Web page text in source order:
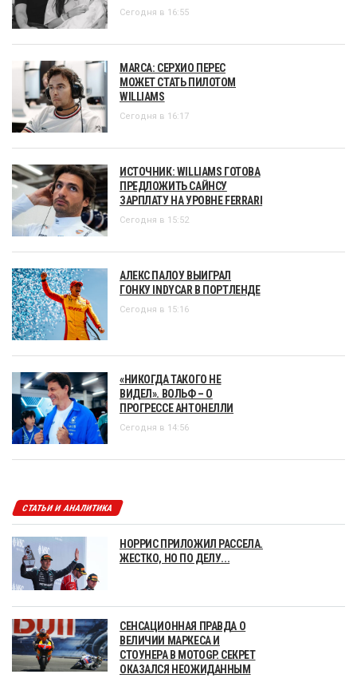
Сегодня в 16:55
MARCA: СЕРХИО ПЕРЕС
МОЖЕТ СТАТЬ ПИЛОТОМ
WILLIAMS
Сегодня в 16:17
ИСТОЧНИК: WILLIAMS ГОТОВА
ПРЕДЛОЖИТЬ САЙНСУ
ЗАРПЛАТУ НА УРОВНЕ FERRARI
Сегодня в 15:52
АЛЕКС ПАЛОУ ВЫИГРАЛ
ГОНКУ INDYCAR В ПОРТЛЕНДЕ
Сегодня в 15:16
«НИКОГДА ТАКОГО НЕ
ВИДЕЛ». ВОЛЬФ – О
ПРОГРЕССЕ АНТОНЕЛЛИ
Сегодня в 14:56
СТАТЬИ И АНАЛИТИКА
НОРРИС ПРИЛОЖИЛ РАССЕЛА.
ЖЕСТКО, НО ПО ДЕЛУ...
СЕНСАЦИОННАЯ ПРАВДА О
ВЕЛИЧИИ МАРКЕСА И
СТОУНЕРА В MOTOGP. СЕКРЕТ
ОКАЗАЛСЯ НЕОЖИДАННЫМ